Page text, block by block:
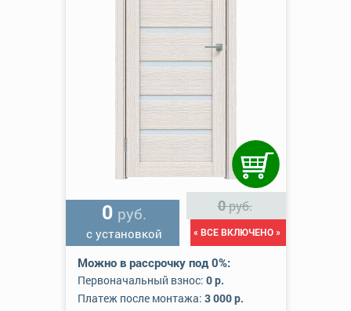
0 руб.
с установкой
0руб.
« ВСЕ ВКЛЮЧЕНО »
Можно в рассрочку под 0%:
Первоначальный взнос: 0 р.
Платеж после монтажа: 3 000 р.